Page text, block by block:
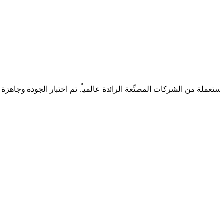
من الشركات المصنِّعة الرائدة عالمياً. تم اختبار الجودة وجاهزة